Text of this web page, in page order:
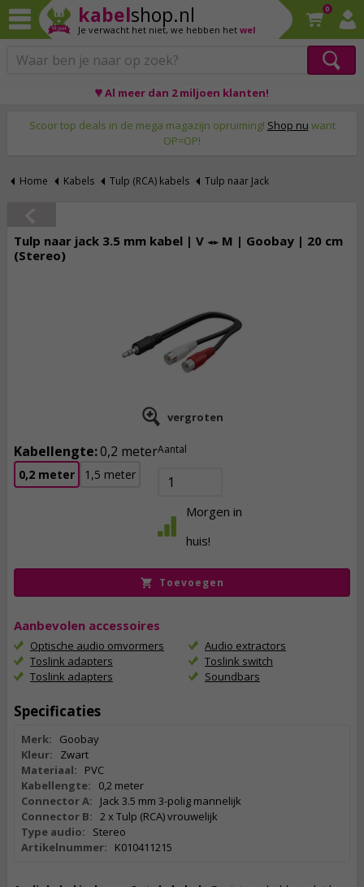
kabelshop.nl
Je verwacht het niet, we hebben het wel
0
♥ Al meer dan 2 miljoen klanten!
Scoor top deals in de mega magazijn opruiming! Shop nu want
OP=OP!
Home Kabels Tulp (RCA) kabels Tulp naar Jack
Tulp naar jack 3.5 mm kabel | V ↔ M | Goobay | 20 cm
(Stereo)
vergroten
Kabellengte:0,2 meter
0,2 meter 1,5 meter
Aantal
Morgen in
huis!
Toevoegen
Aanbevolen accessoires
Optische audio omvormers
Toslink adapters
Toslink adapters
Audio extractors
Toslink switch
Soundbars
Specificaties
Merk:
Goobay
Kleur:
Zwart
Materiaal:
PVC
Kabellengte:
0,2 meter
Connector A:
Jack 3.5 mm 3-polig mannelijk
Connector B: 2 x Tulp (RCA) vrouwelijk
Type audio:
Stereo
Artikelnummer:
K010411215